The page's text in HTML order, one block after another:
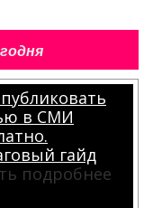
в СМИ
гайд
подробнее